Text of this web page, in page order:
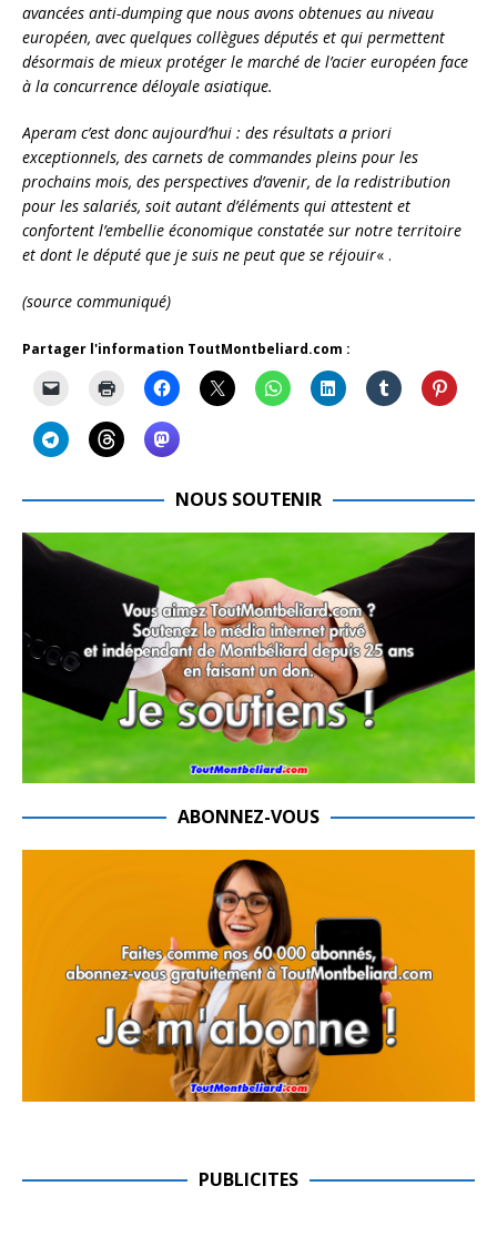
avancées anti-dumping que nous avons obtenues au niveau
européen, avec quelques collègues députés et qui permettent
désormais de mieux protéger le marché de l’acier européen face
à la concurrence déloyale asiatique.
Aperam c’est donc aujourd’hui : des résultats a priori
exceptionnels, des carnets de commandes pleins pour les
prochains mois, des perspectives d’avenir, de la redistribution
pour les salariés, soit autant d’éléments qui attestent et
confortent l’embellie économique constatée sur notre territoire
et dont le député que je suis ne peut que se réjouir« .
(source communiqué)
Partager l'information ToutMontbeliard.com :
NOUS SOUTENIR
ABONNEZ-VOUS
PUBLICITES